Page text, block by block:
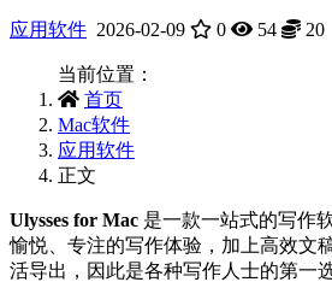
应用软件 2026-02-09 0 54 20
当前位置：
首页
Mac软件
应用软件
正文
Ulysses for Mac 是一款一站式的写作
愉悦、专注的写作体验，加上高效文
活导出，因此是各种写作人士的第一选